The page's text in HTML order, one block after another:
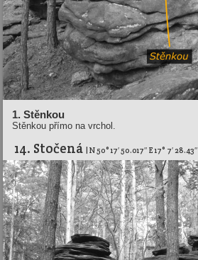
1. Stěnkou
Stěnkou přímo na vrchol.
14. Stočená | N 50° 17′ 50.017″ E 17° 7′ 28.43″